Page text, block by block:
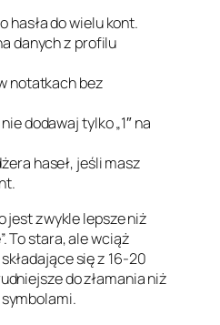
hasła do wielu kont.
danych z profilu
notatkach bez
dodawaj tylko „1″ na
haseł, jeśli masz
jest zwykle lepsze niż
To stara, ale wciąż
się z 16-20
do złamania niż